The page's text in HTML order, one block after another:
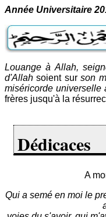
Année Universitaire
Louange à Allah,
d'Allahsoient surson
miséricorde universelle
frères jusqu'à la
Dédicaces
A
Qui a semé en moi le